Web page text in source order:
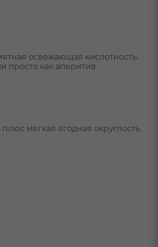
освежающая кислотность.
просто как аперитив.
мягкая ягодная округлость.